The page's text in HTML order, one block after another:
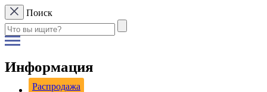
Поиск
Информация
Распродажа